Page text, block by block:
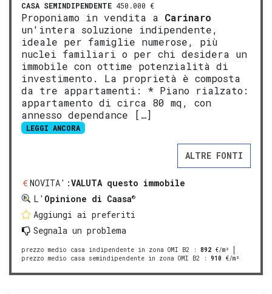
CASA SEMINDIPENDENTE 450.000 €
Proponiamo in vendita a Carinaro
un'intera soluzione indipendente,
ideale per famiglie numerose, più
nuclei familiari o per chi desidera un
immobile con ottime potenzialità di
investimento. La proprietà è composta
da tre appartamenti: * Piano rialzato:
appartamento di circa 80 mq, con
annesso dependance […]
LEGGI ANCORA
ALTRE FONTI
NOVITA':VALUTA questo immobile
L' Opinione di Caasa®
Aggiungi ai preferiti
Segnala un problema
prezzo medio casa indipendente in zona OMI B2 : 892 €/m²
prezzo medio casa semindipendente in zona OMI B2 : 910 €/m²